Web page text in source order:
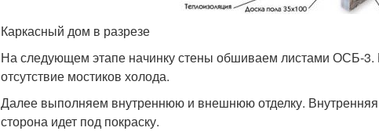
Каркасный дом в разрезе
На следующем этапе начинку стены обшиваем листами ОСБ-3.
отсутствие мостиков холода.
Далее выполняем внутреннюю и внешнюю отделку.
сторона идет под покраску.